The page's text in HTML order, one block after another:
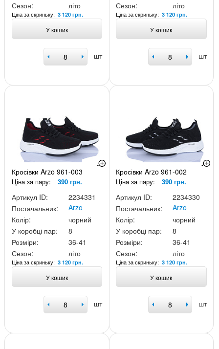
Сезон:
літо
Ціна за скриньку: 3 120 грн.
У кошик
шт
Сезон:
літо
Ціна за скриньку:3 120 грн.
У кошик
шт
Кросівки Arzo 961-003
Ціна за пару: 390 грн.
Артикул ID:
2234331
Постачальник:
Arzo
Колір:
чорний
У коробці пар:
8
Розміри:
36-41
Сезон:
літо
Ціна за скриньку: 3 120 грн.
У кошик
шт
Кросівки Arzo 961-002
Ціна за пару: 390 грн.
Артикул ID:
2234330
Постачальник:
Arzo
Колір:
чорний
У коробці пар:
8
Розміри:
36-41
Сезон:
літо
Ціна за скриньку:3 120 грн.
У кошик
шт